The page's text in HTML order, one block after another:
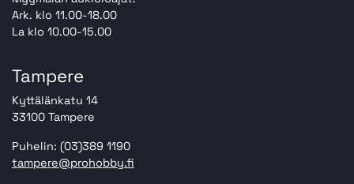
Ark. klo 11.00-18.00
La klo 10.00-15.00
Tampere
Kyttälänkatu 14
33100 Tampere
Puhelin: (03)389 1190
tampere@prohobby.fi